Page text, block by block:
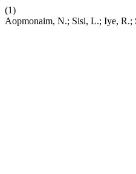
(1)
Aopmonaim, N.; Sisi, L.; Iye, R.;